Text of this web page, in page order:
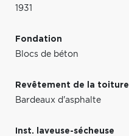
1931
Fondation
Blocs de béton
Revêtement de la toiture
Bardeaux d'asphalte
Inst. laveuse-sécheuse